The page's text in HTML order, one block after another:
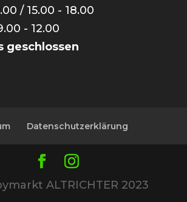
/ 15.00 - 18.00
- 12.00
geschlossen
Datenschutzerklärung
ALTRICHTER 2023